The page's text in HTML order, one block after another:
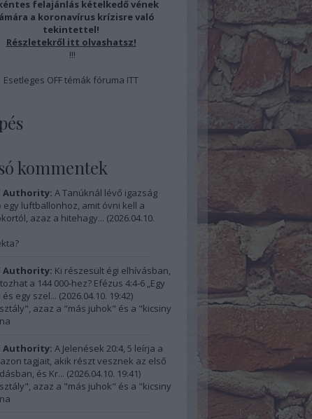
felajánlás kételkedő vének
a koronavírus krízisre való
tekintettel!
Részletekről itt olvashatsz!
!!!
Esetleges OFF témák fóruma ITT
kommentek
Authority: A Tanúknál lévő igazság
egy luftballonhoz, amit óvni kell a
azaz a hitehagy... (2026.04.10.
Authority: Ki részesült égi elhívásban,
a 144 000-hez? Efézus 4:4-6 „Egy
egy szel... (2026.04.10. 19:42)
azaz a "más juhok" és a "kicsiny
Authority: A Jelenések 20:4, 5 leírja a
azon tagjait, akik részt vesznek az első
és Kr... (2026.04.10. 19:41)
azaz a "más juhok" és a "kicsiny